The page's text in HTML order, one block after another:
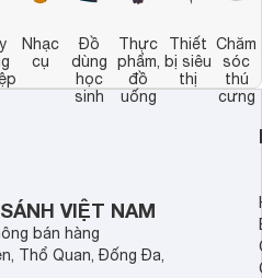
Nhạc
cụ
Đồ
dùng
học
sinh
Thực
phẩm,
đồ
uống
Thiết
bị siêu
thị
Chăm
sóc
thú
cưng
VIỆT NAM
bán hàng
Thổ Quan, Đống Đa,